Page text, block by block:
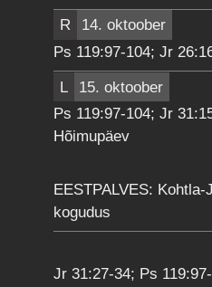
R
14. oktoober
Ps 119:97-104; Jr
L
15. oktoober
Ps 119:97-104; Jr
Hõimupäev
EESTPALVES:
kogudus
Jr 31:27-34; Ps